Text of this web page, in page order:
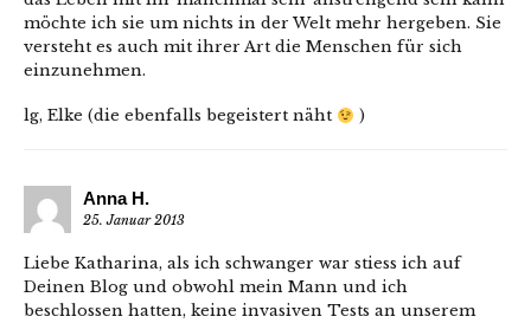
möchte ich sie um nichts in der Welt mehr hergeben. Sie
versteht es auch mit ihrer Art die Menschen für sich
einzunehmen.
lg, Elke (die ebenfalls begeistert näht )
Anna H.
25. Januar 2013
Liebe Katharina, als ich schwanger war stiess ich auf
Deinen Blog und obwohl mein Mann und ich
beschlossen hatten, keine invasiven Tests an unserem